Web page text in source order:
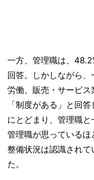
一方、管理職は、
回答。しかしながら
労働、販売・サービス
「制度がある」と回
にとどまり、管理職と
管理職が思っている
整備状況は認識され
た。